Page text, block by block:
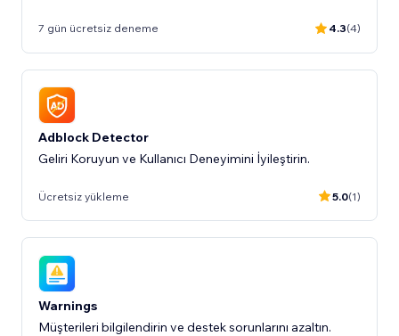
7 gün ücretsiz deneme 4.3(4)
Adblock Detector
Geliri Koruyun ve Kullanıcı Deneyimini İyileştirin.
Ücretsiz yükleme 5.0(1)
Warnings
Müşterileri bilgilendirin ve destek sorunlarını azaltın.